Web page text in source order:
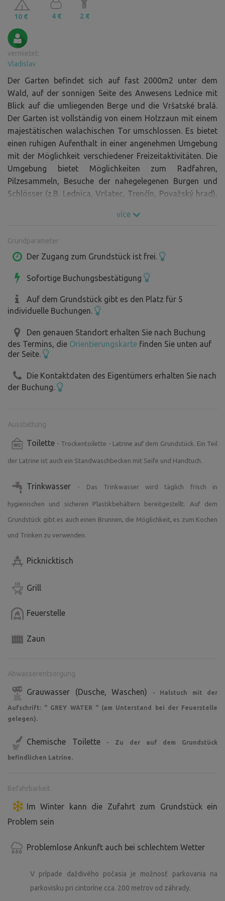
10 € 4 € 2 €
vermietet:
Vladislav
Der Garten befindet sich auf fast 2000m2 unter dem
Wald, auf der sonnigen Seite des Anwesens Lednice mit
Blick auf die umliegenden Berge und die Vršatské bralá.
Der Garten ist vollständig von einem Holzzaun mit einem
majestätischen walachischen Tor umschlossen. Es bietet
einen ruhigen Aufenthalt in einer angenehmen Umgebung
mit der Möglichkeit verschiedener Freizeitaktivitäten. Die
Umgebung bietet Möglichkeiten zum Radfahren,
Pilzesammeln, Besuche der nahegelegenen Burgen und
Schlösser (z.B. Lednica, Vršatec, Trenčín, Považský hrad),
und Trenčianske Teplice zu besuchen. Cca. 10 km ist die
Radwege in der Region Považie mit einer Verbindung nach
Mähren. für eine angenehme Entspannung haben wir für
sich zusammen mit dem Werkzeug zur Befestigung in
einer Holzkiste neben dem Kamin. Die Verankerung für die
Hängematte ist im Wald mit Blick auf die schönen Berge
Mahlzeiten haben wir eine Lagerküche und eine gemauerte
Feuerstelle aus Naturstein eingerichtet, die auch bei
Regenwetter befahrbar ist. Alles, was Sie brauchen,
befindet sich in einer Holzkiste und steht Ihnen zur
Verfügung.
více
Grundparameter
Der Zugang zum Grundstück ist frei.
Sofortige Buchungsbestätigung
Auf dem Grundstück gibt es den Platz für 5
individuelle Buchungen.
Den genauen Standort erhalten Sie nach Buchung
des Termins, die Orientierungskarte finden Sie unten auf
der Seite.
Die Kontaktdaten des Eigentümers erhalten Sie nach
der Buchung.
Ausstattung
Toilette - Trockentoilette - Latrine auf dem Grundstück. Ein Teil
der Latrine ist auch ein Standwaschbecken mit Seife und Handtuch.
Trinkwasser - Das Trinkwasser wird täglich frisch in
hygienischen und sicheren Plastikbehältern bereitgestellt. Auf dem
Grundstück gibt es auch einen Brunnen, die Möglichkeit, es zum Kochen
und Trinken zu verwenden.
Picknicktisch
Grill
Feuerstelle
Zaun
Abwasserentsorgung
Grauwasser (Dusche, Waschen) - Halstuch mit der
Aufschrift: '' GREY WATER '' (am Unterstand bei der Feuerstelle
gelegen).
Chemische Toilette - Zu der auf dem Grundstück
befindlichen Latrine.
Befahrbarkeit
Im Winter kann die Zufahrt zum Grundstück ein
Problem sein
Problemlose Ankunft auch bei schlechtem Wetter
V prípade daždivého počasia je možnosť parkovania na
parkovisku pri cintoríne cca. 200 metrov od záhrady.